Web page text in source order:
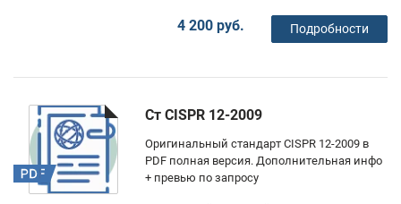
4 200 руб. Подробности
Ст CISPR 12-2009
Оригинальный стандарт CISPR 12-2009 в
PDF полная версия. Дополнительная инфо
+ превью по запросу